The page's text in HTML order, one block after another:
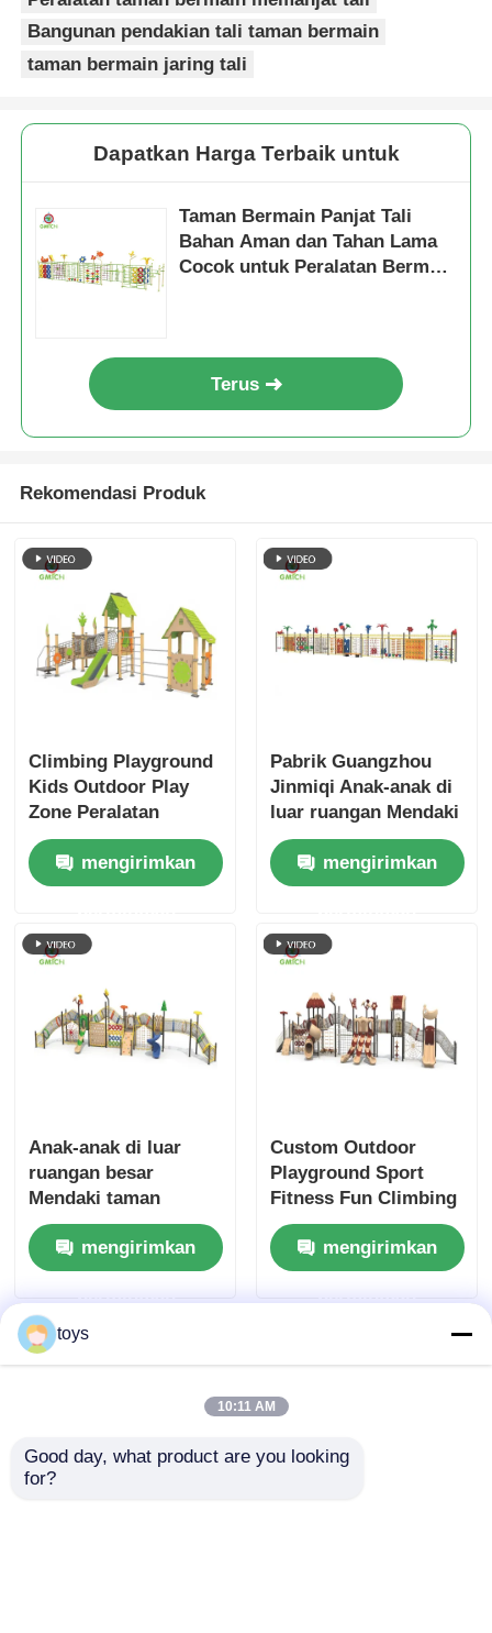
Bangunan pendakian tali taman bermain
taman bermain jaring tali
Dapatkan Harga Terbaik untuk
Taman Bermain Panjat Tali
Bahan Aman dan Tahan Lama
Cocok untuk Peralatan Bermain
Terus
Rekomendasi Produk
Climbing Playground
Kids Outdoor Play
Zone Peralatan
Bermain Hiburan
Menyenangkan Harga
Bagus Set Slide
dari Pabrik
mengirimkan
Pabrik Guangzhou
Jinmiqi Anak-anak di
luar ruangan Mendaki
Hiburan peralatan
bermain mainan
plastik untuk anak-
mengirimkan
Anak-anak di luar
ruangan besar
Mendaki taman
bermain Peralatan
hiburan bermain
mainan Desain baru
Slide Set untuk taman
hiburan
mengirimkan
permintaan
Custom Outdoor
Playground Sport
Fitness Fun Climbing
With Slide Play
Equipment Taman
Aman dan awet Set
Hiburan untuk Anak-
mengirimkan
permintaan
toys
10:11 AM
Good day, what product are you looking
for?